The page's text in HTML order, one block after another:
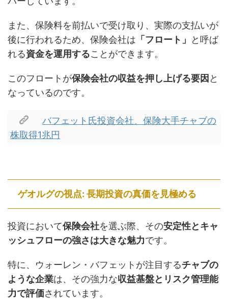
また、保険料を前払いで受け取り、実際の支払いが
後に行われるため、保険会社は 「フロート」
と呼ば
れる資金を運用することができます。
このフロートが保険会社の収益を押し上げる要因 と
なっているのです。
バフェット氏投資会社、保険大手チャブの
株取得1兆円
ゲオルグの視点: 長期投資の真価を見極める
投資において保険会社を選ぶ際、その安定性とキャ
ッシュフローの強さは大きな魅力です。
特に、ウォーレン・バフェットが注目するチャブの
ような企業は、その強力な収益基盤とリスク管理能
力で評価されています。